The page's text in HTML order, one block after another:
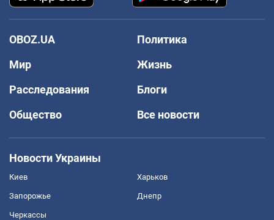
OBOZ.UA
Политика
Мир
Жизнь
Расследования
Блоги
Общество
Все новости
Новости Украины
Киев Харьков
Запорожье Днепр
Черкассы